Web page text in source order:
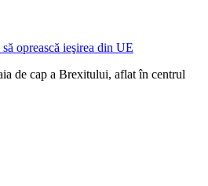
de cap a Brexitului, aflat în centrul